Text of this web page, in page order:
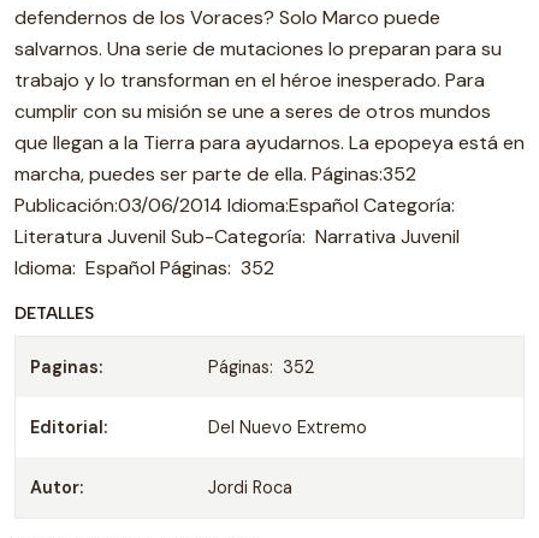
defendernos de los Voraces? Solo Marco puede
salvarnos. Una serie de mutaciones lo preparan para su
trabajo y lo transforman en el héroe inesperado. Para
cumplir con su misión se une a seres de otros mundos
que llegan a la Tierra para ayudarnos. La epopeya está en
marcha, puedes ser parte de ella. Páginas:352
Publicación:03/06/2014 Idioma:Español Categoría:
Literatura Juvenil Sub-Categoría: Narrativa Juvenil
Idioma: Español Páginas: 352
DETALLES
Paginas: Páginas: 352
Editorial: Del Nuevo Extremo
Autor: Jordi Roca